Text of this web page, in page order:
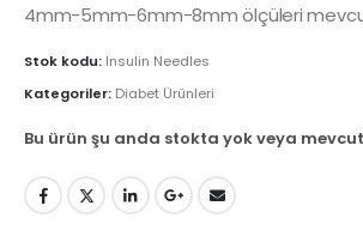
4mm-5mm-6mm-8mm ölçüleri
Stok kodu: Insulin Needles
Kategoriler: Diabet Ürünleri
Bu ürün şu anda stokta yok veya